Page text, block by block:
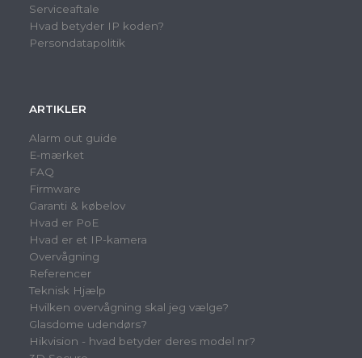
Serviceaftale
Hvad betyder IP koden?
Persondatapolitik
ARTIKLER
Alarm out guide
E-mærket
FAQ
Firmware
Garanti & købelov
Hvad er PoE
Hvad er et IP-kamera
Overvågning
Referencer
Teknisk Hjælp
Hvilken overvågning skal jeg vælge?
Glasdome udendørs?
Hikvision - hvad betyder deres model nr?